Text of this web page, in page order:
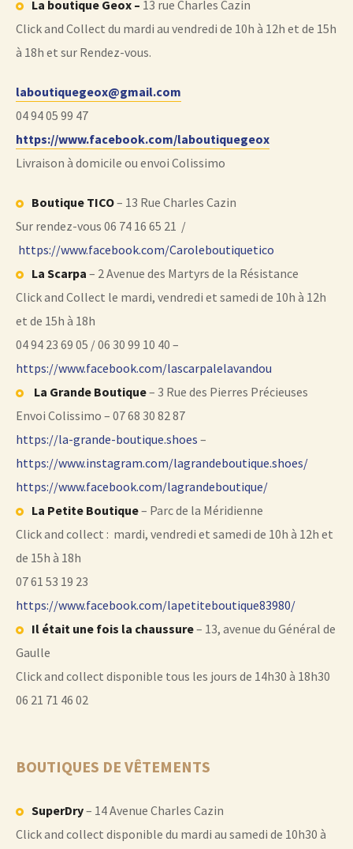
La boutique Geox – 13 rue Charles Cazin
Click and Collect du mardi au vendredi de 10h à 12h et de 15h
à 18h et sur Rendez-vous.
laboutiquegeox@gmail.com
04 94 05 99 47
https://www.facebook.com/laboutiquegeox
Livraison à domicile ou envoi Colissimo
Boutique TICO– 13 Rue Charles Cazin
Sur rendez-vous 06 74 16 65 21 /
https://www.facebook.com/Caroleboutiquetico
La Scarpa – 2 Avenue des Martyrs de la Résistance
Click and Collect le mardi, vendredi et samedi de 10h à 12h
et de 15h à 18h
04 94 23 69 05 / 06 30 99 10 40 –
https://www.facebook.com/lascarpalelavandou
La Grande Boutique– 3 Rue des Pierres Précieuses
Envoi Colissimo – 07 68 30 82 87
https://la-grande-boutique.shoes –
https://www.instagram.com/lagrandeboutique.shoes/
https://www.facebook.com/lagrandeboutique/
La Petite Boutique– Parc de la Méridienne
Click and collect : mardi, vendredi et samedi de 10h à 12h et
de 15h à 18h
07 61 53 19 23
https://www.facebook.com/lapetiteboutique83980/
Il était une fois la chaussure– 13, avenue du Général de
Gaulle
Click and collect disponible tous les jours de 14h30 à 18h30
06 21 71 46 02
BOUTIQUES DE VÊTEMENTS
SuperDry– 14 Avenue Charles Cazin
Click and collect disponible du mardi au samedi de 10h30 à